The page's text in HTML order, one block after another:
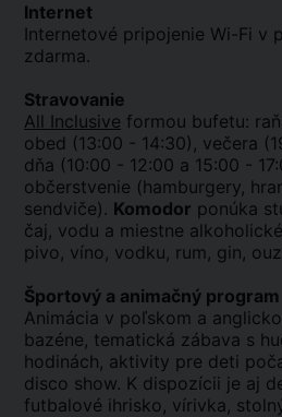
Internet
Internetové pripojenie Wi-Fi v
zdarma.
Stravovanie
All Inclusive formou bufetu:
obed (13:00 - 14:30), večera
dňa (10:00 - 12:00 a 15:00 -
občerstvenie (hamburgery,
sendviče). Komodor ponúka
čaj, vodu a miestne
pivo, víno, vodku, rum, gin,
Športový a animačný program
Animácia v poľskom a
bazéne, tematická zábava s
hodinách, aktivity pre deti
disco show. K dispozícii je aj
futbalové ihrisko, vírivka,